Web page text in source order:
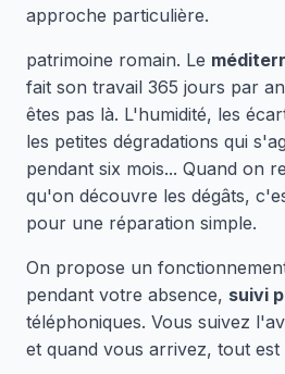
approche particulière.
patrimoine romain. Le
fait son travail 365 jours par
êtes pas là. L'humidité, les
les petites dégradations qui
pendant six mois... Quand on
qu'on découvre les dégâts,
pour une réparation simple.
On propose un
pendant votre absence, suivi
téléphoniques. Vous suivez
et quand vous arrivez, tout est